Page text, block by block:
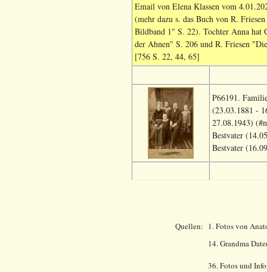
Email von Elena Klassen vom
(mehr dazu s. das Buch von R.
Bildband 1" S. 22). Tochter Anna hat
der Ahnen" S. 206 und R. Friesen
[756 S. 22, 44, 65]
P66191.
(23.03.1881 -
27.08.1943)
Bestvater
Bestvater
Quellen: 1. Fotos von
14.Grandma
36. Fotos und